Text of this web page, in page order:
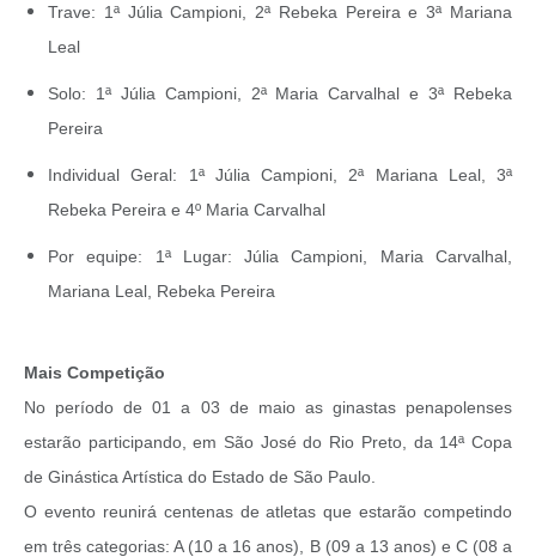
Trave: 1ª Júlia Campioni, 2ª Rebeka Pereira e 3ª Mariana
Leal
Solo: 1ª Júlia Campioni, 2ª Maria Carvalhal e 3ª Rebeka
Pereira
Individual Geral: 1ª Júlia Campioni, 2ª Mariana Leal, 3ª
Rebeka Pereira e 4º Maria Carvalhal
Por equipe: 1ª Lugar: Júlia Campioni, Maria Carvalhal,
Mariana Leal, Rebeka Pereira
Mais Competição
No período de 01 a 03 de maio as ginastas penapolenses
estarão participando, em São José do Rio Preto, da 14ª Copa
de Ginástica Artística do Estado de São Paulo.
O evento reunirá centenas de atletas que estarão competindo
em três categorias: A (10 a 16 anos), B (09 a 13 anos) e C (08 a